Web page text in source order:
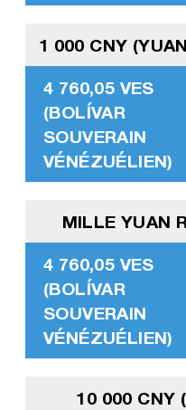
1 000 CNY
4 760,05 VES
(BOLÍVAR
SOUVERAIN
VÉNÉZUÉLIEN)
MILLE YUAN
4 760,05 VES
(BOLÍVAR
SOUVERAIN
VÉNÉZUÉLIEN)
10 000 CNY